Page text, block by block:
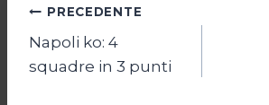
Navigazione
articoli
PRECEDENTE
Napoli ko: 4
squadre in 3 punti